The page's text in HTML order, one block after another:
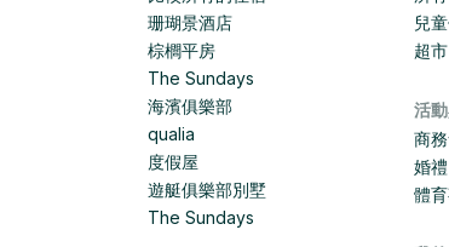
珊瑚景酒店
棕櫚平房
The Sundays
海濱俱樂部
qualia
度假屋
遊艇俱樂部別墅
The Sundays
兒
超市
活
商
婚禮
體